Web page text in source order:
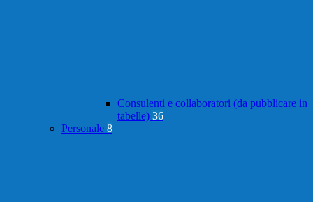
Consulenti e collaboratori (da pubblicare in
tabelle) 36
Personale 8